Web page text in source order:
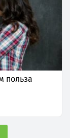
польза